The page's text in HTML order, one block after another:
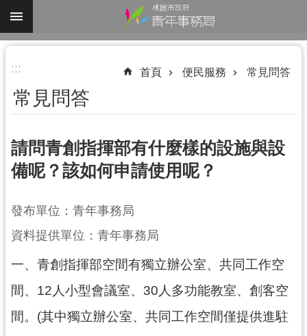
跳到主要內容區塊
進
搜
尋
認
我
們
資
::: 首頁 便民服務 常見問答
常見問答
請問青創指揮部有什麼樣的設施與設
備呢？該如何申請使用呢？
發布單位：青年事務局
資料提供單位：青年事務局
一、青創指揮部空間有獨立辦公室、共同工作空
間、12人小型會議室、30人多功能教室、創客空
間。(其中獨立辦公室、共同工作空間僅提供進駐